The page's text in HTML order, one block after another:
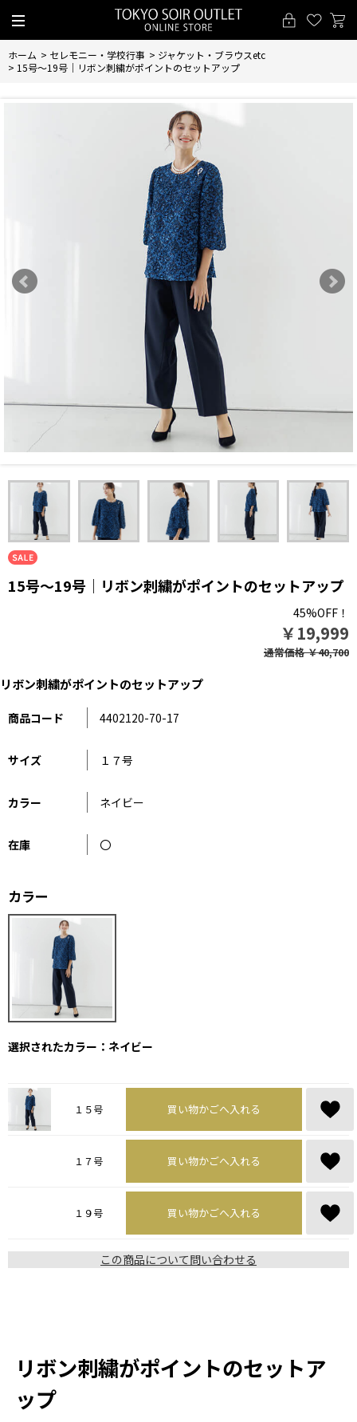
ホーム > セレモニー・学校行事 > ジャケット・ブラウスetc
> 15号～19号｜リボン刺繍がポイントのセットアップ
15号～19号｜リボン刺繍がポイントのセットアップ
リボン刺繍がポイントのセットアップ
45%OFF！
￥19,999
通常価格￥40,700
商品コード 4402120-70-17
サイズ １７号
カラー ネイビー
在庫 〇
カラー
選択されたカラー：ネイビー
１５号 買い物かごへ入れる
１７号 買い物かごへ入れる
１９号 買い物かごへ入れる
この商品について問い合わせる
リボン刺繍がポイントのセットア
ップ